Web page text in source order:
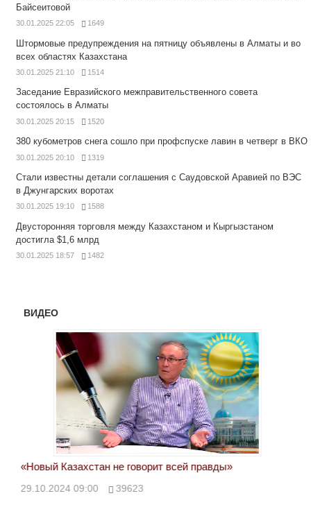
Байсеитовой
30.01.2025 22:05 1649
Штормовые предупреждения на пятницу объявлены в Алматы и во
всех областях Казахстана
30.01.2025 21:10 1514
Заседание Евразийского межправительственного совета
состоялось в Алматы
30.01.2025 20:15 1520
380 кубометров снега сошло при профспуске лавин в четверг в ВКО
30.01.2025 20:10 1319
Стали известны детали соглашения с Саудовской Аравией по ВЭС
в Джунгарских воротах
30.01.2025 19:10 1588
Двусторонняя торговля между Казахстаном и Кыргызстаном
достигла $1,6 млрд
30.01.2025 18:57 1482
ВИДЕО
«Новый Казахстан не говорит всей правды»
29.10.2024 09:00 39623